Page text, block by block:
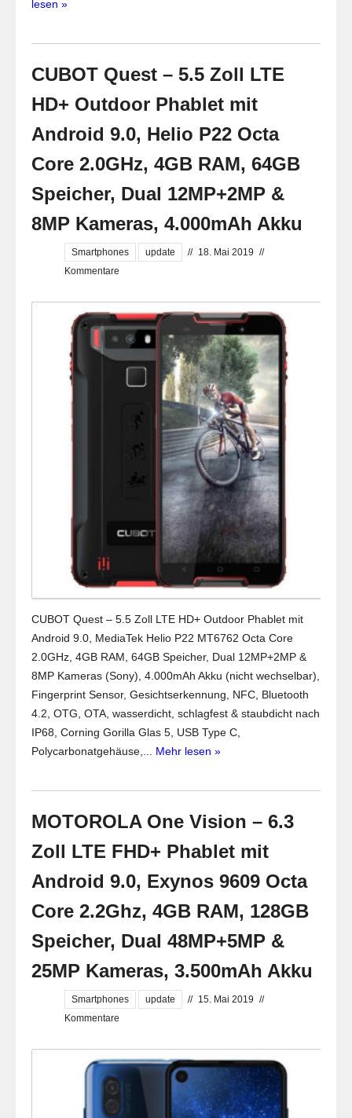
lesen »
CUBOT Quest – 5.5 Zoll LTE
HD+ Outdoor Phablet mit
Android 9.0, Helio P22 Octa
Core 2.0GHz, 4GB RAM, 64GB
Speicher, Dual 12MP+2MP &
8MP Kameras, 4.000mAh Akku
Smartphones update // 18. Mai 2019 //
Kommentare
CUBOT Quest – 5.5 Zoll LTE HD+ Outdoor Phablet mit
Android 9.0, MediaTek Helio P22 MT6762 Octa Core
2.0GHz, 4GB RAM, 64GB Speicher, Dual 12MP+2MP &
8MP Kameras (Sony), 4.000mAh Akku (nicht wechselbar),
Fingerprint Sensor, Gesichtserkennung, NFC, Bluetooth
4.2, OTG, OTA, wasserdicht, schlagfest & staubdicht nach
IP68, Corning Gorilla Glas 5, USB Type C,
Polycarbonatgehäuse,... Mehr lesen »
MOTOROLA One Vision – 6.3
Zoll LTE FHD+ Phablet mit
Android 9.0, Exynos 9609 Octa
Core 2.2Ghz, 4GB RAM, 128GB
Speicher, Dual 48MP+5MP &
25MP Kameras, 3.500mAh Akku
Smartphones update // 15. Mai 2019 //
Kommentare